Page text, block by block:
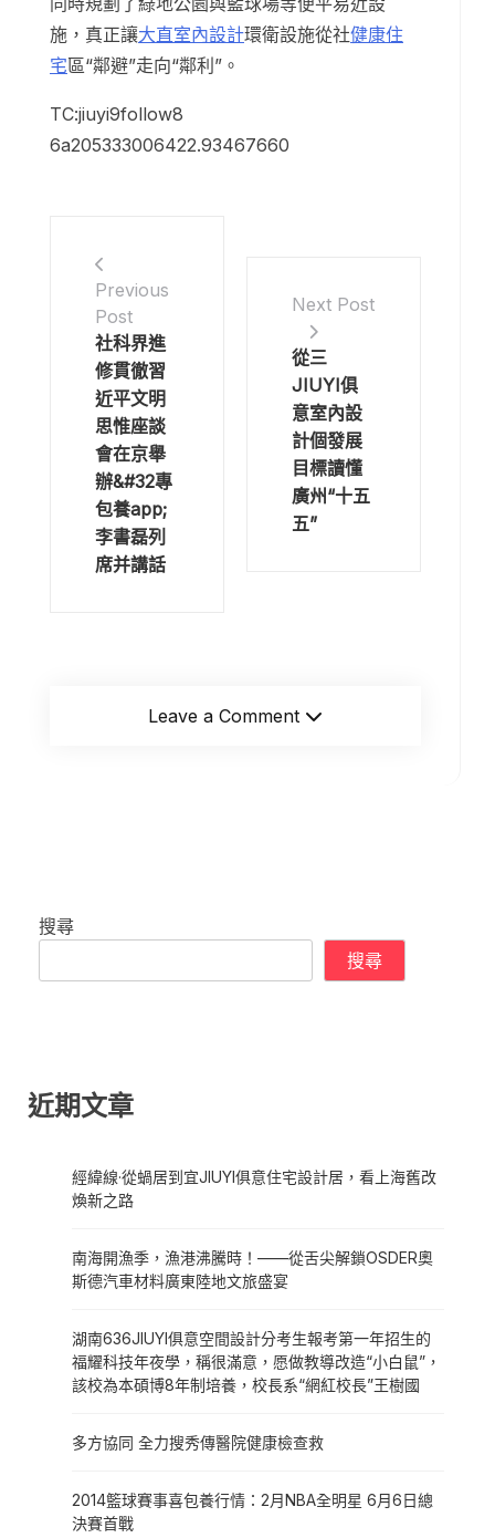
施，真正讓大直室內設計環衛設施從社健康住
宅區“鄰避”走向“鄰利”。
TC:jiuyi9follow8
6a205333006422.93467660
Previous
Post
社科界進
修貫徹習
近平文明
思惟座談
會在京舉
辦&#32專
包養app;
李書磊列
席并講話
Next Post
從三
JIUYI俱
意室內設
計個發展
目標讀懂
廣州“十五
五”
Leave a Comment
搜尋
搜尋
近期文章
經緯線·從蝸居到宜JIUYI俱意住宅設計居，看上海舊改
煥新之路
南海開漁季，漁港沸騰時！——從舌尖解鎖OSDER奧
斯德汽車材料廣東陸地文旅盛宴
湖南636JIUYI俱意空間設計分考生報考第一年招生的
福耀科技年夜學，稱很滿意，愿做教導改造“小白鼠”，
該校為本碩博8年制培養，校長系“網紅校長”王樹國
多方協同 全力搜秀傳醫院健康檢查救
2014籃球賽事喜包養行情：2月NBA全明星 6月6日總
決賽首戰